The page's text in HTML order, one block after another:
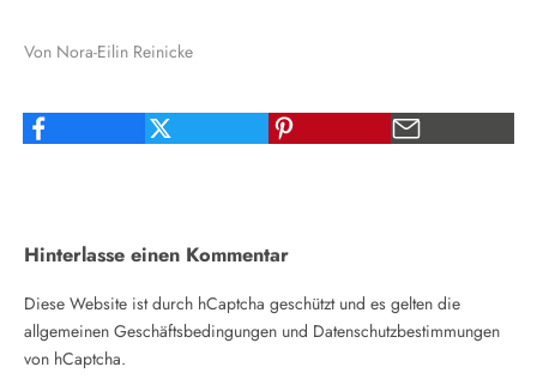
Von Nora-Eilin Reinicke
Hinterlasse einen Kommentar
Diese Website ist durch hCaptcha geschützt und es gelten die
allgemeinen Geschäftsbedingungen und Datenschutzbestimmungen
von hCaptcha.